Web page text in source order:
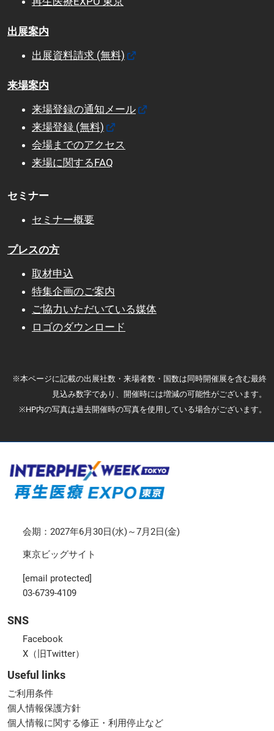
出展案内
出展資料請求 (無料)
来場案内
来場登録の通知メール
来場登録 (無料)
会場までのアクセス
来場に関するFAQ
セミナー
セミナー概要
プレスの方
取材申込
特集企画のご案内
ご協力いただいている媒体
ロゴのダウンロード
※本ページに記載の出展社数・来場者数・国数は同時開催展を含む最終
見込み数字であり、開催時には増減の可能性がございます。
※HP内の写真は過去開催時の写真を使用している場合がございます。
会期：2027年6月30日(水)～7月2日(金)
東京ビッグサイト
[email protected]
03-6739-4109
SNS
Facebook
X（旧Twitter）
Useful links
ご利用条件
個人情報保護方針
個人情報に関する修正・利用停止など